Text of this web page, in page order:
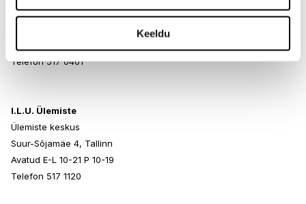
Keeldu
Rocca al Mare Kaubanduskeskus
Telefon 517 0401
I.L.U. Ülemiste
Ülemiste keskus
Suur-Sõjamäe 4, Tallinn
Avatud E-L 10-21 P 10-19
Telefon 517 1120